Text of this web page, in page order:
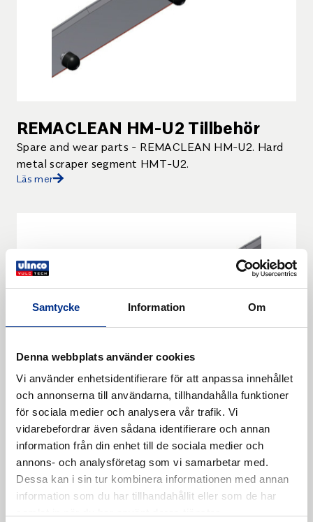
Samtycke Information Om
Denna webbplats använder cookies
Vi använder enhetsidentifierare för att anpassa innehållet
och annonserna till användarna, tillhandahålla funktioner
för sociala medier och analysera vår trafik. Vi
vidarebefordrar även sådana identifierare och annan
information från din enhet till de sociala medier och
annons- och analysföretag som vi samarbetar med.
Dessa kan i sin tur kombinera informationen med annan
information som du har tillhandahållit eller som de har
REMACLEAN HM-U2 Tillbehör
Spare and wear parts - REMACLEAN HM-U2. Hard
metal scraper segment HMT-U2.
Läs mer
REMACLEAN HM-U2 Tillbehör
Spare and wear parts - REMACLEAN HM-U2. Hard
metal scraper segment HMT-U2.
Läs mer